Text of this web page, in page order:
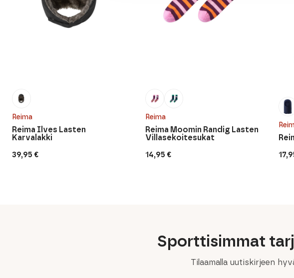
Reima
39,95 €
Reima Ilves Lasten
Karvalakki
Reima
14,95 €
Reima Moomin Randig Lasten
Villasekoitesukat
Sporttisimmat
Tilaamalla uutiskirjeen